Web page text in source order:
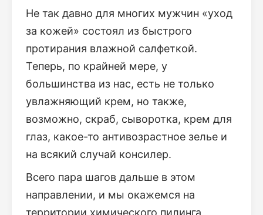
Не так давно для многих мужчин «уход
за кожей» состоял из быстрого
протирания влажной салфеткой.
Теперь, по крайней мере, у
большинства из нас, есть не только
увлажняющий крем, но также,
возможно, скраб, сыворотка, крем для
глаз, какое-то антивозрастное зелье и
на всякий случай консилер.
Всего пара шагов дальше в этом
направлении, и мы окажемся на
территории химического пилинга,